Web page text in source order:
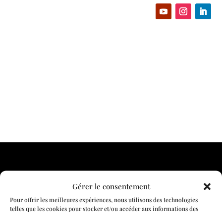
Gérer le consentement
Pour offrir les meilleures expériences, nous utilisons des technologies
telles que les cookies pour stocker et/ou accéder aux informations des
Nos équipes vous